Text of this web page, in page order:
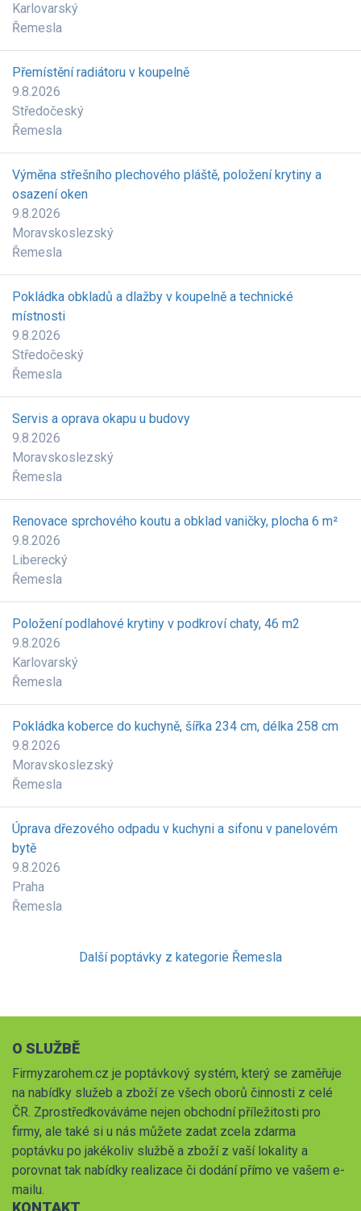
Karlovarský
Řemesla
Přemístění radiátoru v koupelně
9.8.2026
Středočeský
Řemesla
Výměna střešního plechového pláště, položení krytiny a
osazení oken
9.8.2026
Moravskoslezský
Řemesla
Pokládka obkladů a dlažby v koupelně a technické
místnosti
9.8.2026
Středočeský
Řemesla
Servis a oprava okapu u budovy
9.8.2026
Moravskoslezský
Řemesla
Renovace sprchového koutu a obklad vaničky, plocha 6 m²
9.8.2026
Liberecký
Řemesla
Položení podlahové krytiny v podkroví chaty, 46 m2
9.8.2026
Karlovarský
Řemesla
Pokládka koberce do kuchyně, šířka 234 cm, délka 258 cm
9.8.2026
Moravskoslezský
Řemesla
Úprava dřezového odpadu v kuchyni a sifonu v panelovém
bytě
9.8.2026
Praha
Řemesla
Další poptávky z kategorie Řemesla
O SLUŽBĚ
Firmyzarohem.cz je poptávkový systém, který se zaměřuje
na nabídky služeb a zboží ze všech oborů činnosti z celé
ČR. Zprostředkováváme nejen obchodní příležitosti pro
firmy, ale také si u nás můžete zadat zcela zdarma
poptávku po jakékoliv službě a zboží z vaší lokality a
porovnat tak nabídky realizace či dodání přímo ve vašem e-
mailu.
KONTAKT